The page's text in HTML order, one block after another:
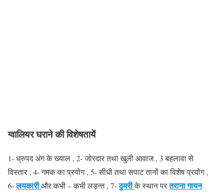
ग्वालियर घराने की विशेषतायें
1- ध्रुपद अंग के ख्याल , 2- जोरदार तथा खुली आवाज , 3 बहलावा से
विस्तार , 4- गमक का प्रयोग , 5- सीधी तथा सपाट तानों का विशेष प्रयोग ,
6-लयकारीऔर कभी – कभी लड़न्त , 7-ठुमरीके स्थान परतरानागायन